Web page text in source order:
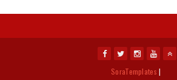
SoraTemplates |